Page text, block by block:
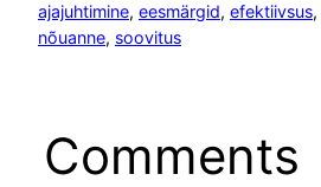
ajajuhtimine, eesmärgid, efektiivsus,
nõuanne, soovitus
Comments